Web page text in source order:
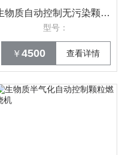
生物质自动控制无污染颗粒燃烧机
型号：
￥4500 查看详情